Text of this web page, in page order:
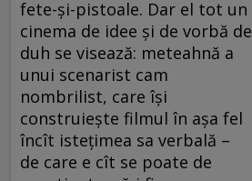
fete-și-pistoale. Dar el tot un
cinema de idee și de vorbă de
duh se visează: meteahnă a
unui scenarist cam
nombrilist, care își
construiește filmul în așa fel
încît istețimea sa verbală –
de care e cît se poate de